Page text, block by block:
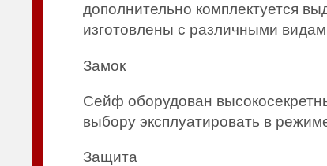
дополнительно комплектуется
изготовлены с различными
Замок
Сейф оборудован
выбору эксплуатировать в
Защита